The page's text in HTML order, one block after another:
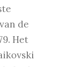
de
Het